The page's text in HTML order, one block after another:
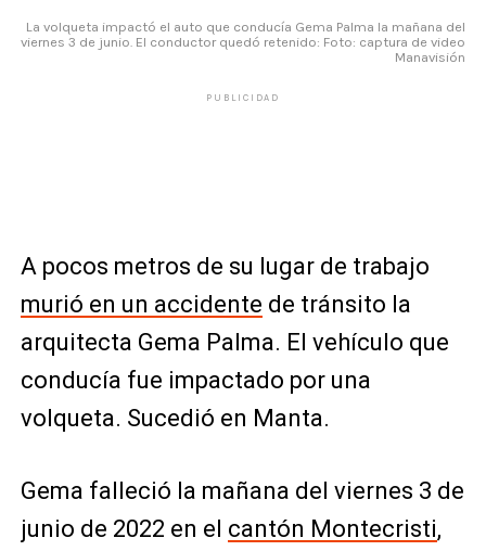
La volqueta impactó el auto que conducía Gema Palma la mañana del
viernes 3 de junio. El conductor quedó retenido: Foto: captura de video
Manavisión
PUBLICIDAD
A pocos metros de su lugar de trabajo
murió en un accidente de tránsito la
arquitecta Gema Palma. El vehículo que
conducía fue impactado por una
volqueta. Sucedió en Manta.
Gema falleció la mañana del viernes 3 de
junio de 2022 en el cantón Montecristi,